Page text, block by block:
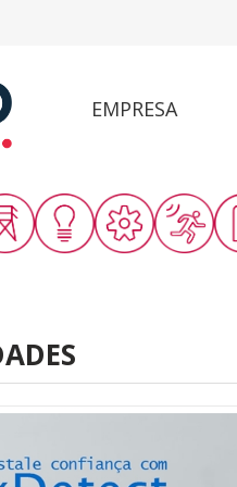
EMPRESA